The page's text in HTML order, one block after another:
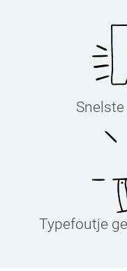
Typefoutje